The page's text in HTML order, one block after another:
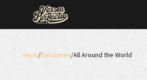
Inicio/Canciones/All Around the World